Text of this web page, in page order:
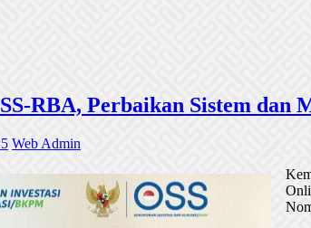
RBA, Perbaikan Sistem dan
Web Admin